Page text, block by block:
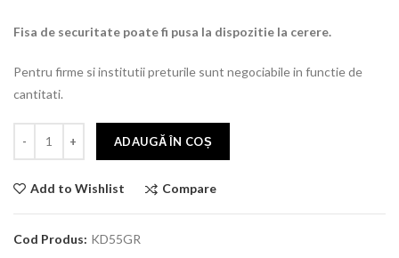
Fisa de securitate poate fi pusa la dispozitie la cerere.
Pentru firme si institutii preturile sunt negociabile in functie de
cantitati.
ADAUGĂ ÎN COȘ
Add to Wishlist Compare
Cod Produs: KD55GR